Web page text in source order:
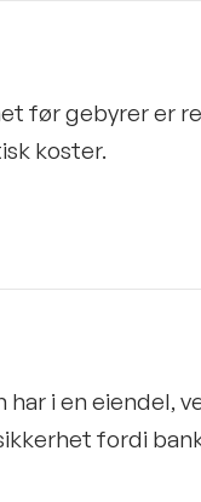
før gebyrer er
koster.
har i en eiendel,
fordi